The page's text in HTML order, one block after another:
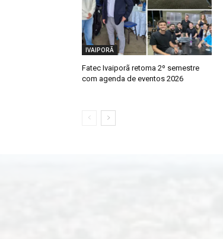
IVAIPORÃ
Fatec Ivaiporã retoma 2º semestre
com agenda de eventos 2026